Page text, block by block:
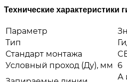
Технические характеристики
Параметр
Тип
Стандарт монтажа
Условный проход (Ду), мм 6
А